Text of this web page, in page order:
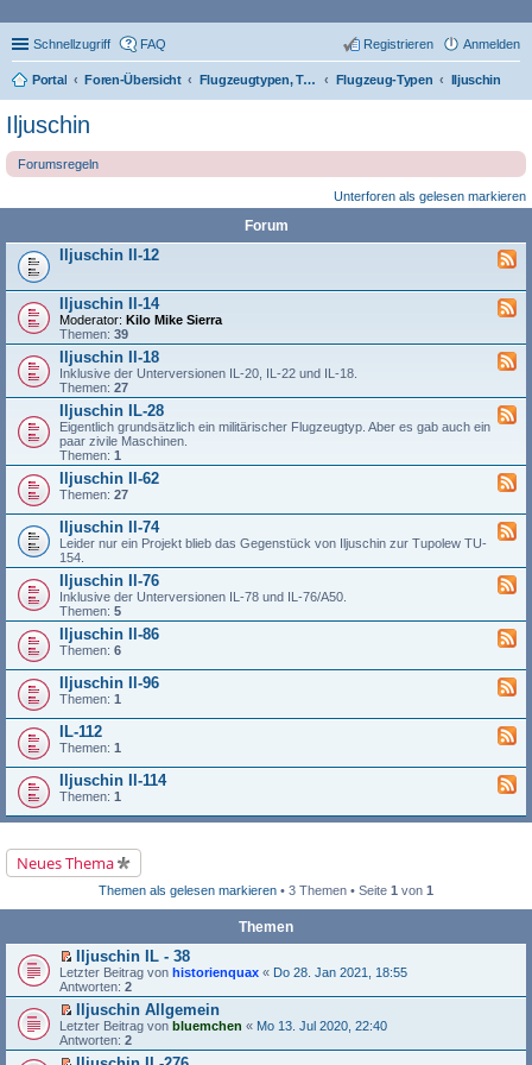
Schnellzugriff FAQ Anmelden
Registrieren
Portal Foren-Übersicht Flugzeugtypen, Triebwerke und Technik Flugzeug-Typen Iljuschin
Iljuschin
Forumsregeln
Unterforen als gelesen markieren
Forum
Iljuschin Il-12
Iljuschin Il-14
Moderator: Kilo Mike Sierra
Themen: 39
Iljuschin Il-18
Inklusive der Unterversionen IL-20, IL-22 und IL-18.
Themen: 27
Iljuschin IL-28
Eigentlich grundsätzlich ein militärischer Flugzeugtyp. Aber es gab auch ein
paar zivile Maschinen.
Themen: 1
Iljuschin Il-62
Themen: 27
Iljuschin Il-74
Leider nur ein Projekt blieb das Gegenstück von Iljuschin zur Tupolew TU-
154.
Iljuschin Il-76
Inklusive der Unterversionen IL-78 und IL-76/A50.
Themen: 5
Iljuschin Il-86
Themen: 6
Iljuschin Il-96
Themen: 1
IL-112
Themen: 1
Iljuschin Il-114
Themen: 1
Neues Thema
Themen als gelesen markieren • 3 Themen • Seite 1 von 1
Themen
E
r
s
e
r
u
Iljuschin IL - 38
Letzter Beitrag von historienquax « Do 28. Jan 2021, 18:55
Antworten: 2
E
r
s
Iljuschin Allgemein
Letzter Beitrag von bluemchen « Mo 13. Jul 2020, 22:40
Antworten: 2